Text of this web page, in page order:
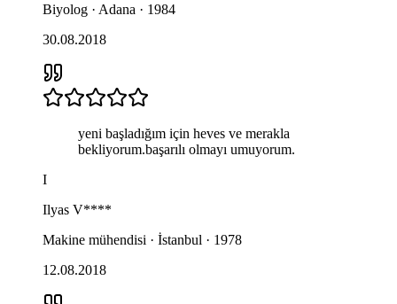
Biyolog · Adana · 1984
30.08.2018
yeni başladığım için heves ve merakla
bekliyorum.başarılı olmayı umuyorum.
I
Ilyas V****
Makine mühendisi · İstanbul · 1978
12.08.2018